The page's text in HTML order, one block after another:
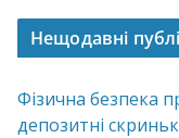
Нещодавні
Фізична безпека
депозитні